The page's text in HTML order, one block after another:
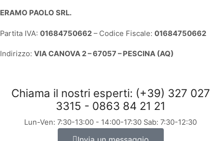
ERAMO PAOLO SRL.
Partita IVA: 01684750662 – Codice Fiscale: 01684750662
Indirizzo: VIA CANOVA 2 – 67057 – PESCINA (AQ)
Chiama il nostri esperti: (+39) 327 027
3315 - 0863 84 21 21
Lun-Ven: 7:30-13:00 - 14:00-17:30 Sab: 7:30-12:30